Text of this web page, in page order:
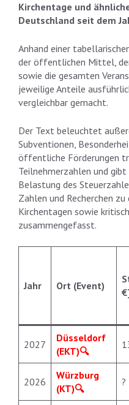
Kirchentage und
Deutschland seit dem
Anhand einer
der öffentlichen Mittel,
sowie die gesamten
jeweilige Anteile
vergleichbar gemacht.
Der Text beleuchtet
Subventionen,
öffentliche Förderungen
Teilnehmerzahlen und
Belastung des
Zahlen und Recherchen
Kirchentagen sowie
zusammengefasst.
Jahr Ort (Event)
2027
Düsseldorf
(EKT)
2026
Würzburg
(KT)
?